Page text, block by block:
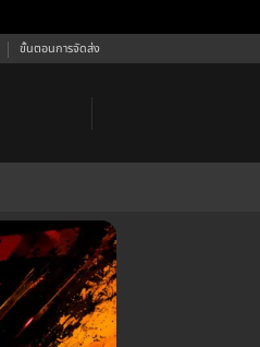
ขั้นตอนการจัดส่ง